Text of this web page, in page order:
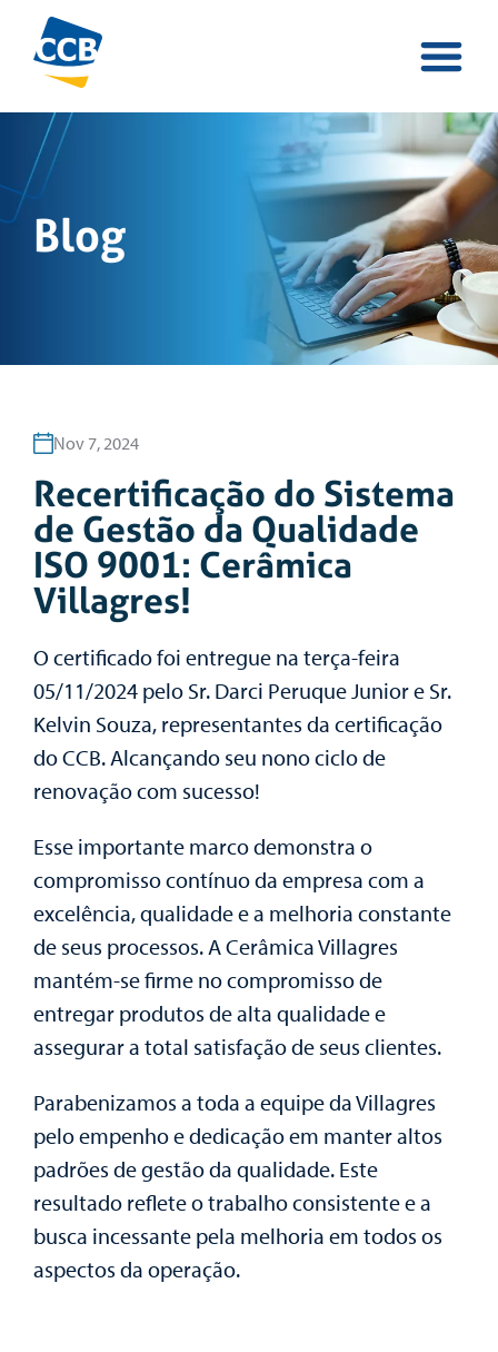
Blog
Nov 7, 2024
Recertificação do Sistema
de Gestão da Qualidade
ISO 9001: Cerâmica
Villagres!
O certificado foi entregue na terça-feira
05/11/2024 pelo Sr. Darci Peruque Junior e Sr.
Kelvin Souza, representantes da certificação
do CCB. Alcançando seu nono ciclo de
renovação com sucesso!
Esse importante marco demonstra o
compromisso contínuo da empresa com a
excelência, qualidade e a melhoria constante
de seus processos. A Cerâmica Villagres
mantém-se firme no compromisso de
entregar produtos de alta qualidade e
assegurar a total satisfação de seus clientes.
Parabenizamos a toda a equipe da Villagres
pelo empenho e dedicação em manter altos
padrões de gestão da qualidade. Este
resultado reflete o trabalho consistente e a
busca incessante pela melhoria em todos os
aspectos da operação.